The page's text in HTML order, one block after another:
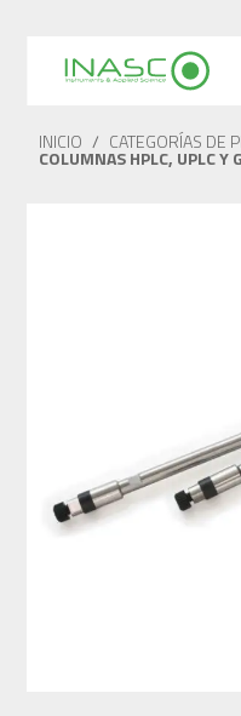
INICIO / CATEGORÍAS DE
COLUMNAS HPLC, UPLC Y